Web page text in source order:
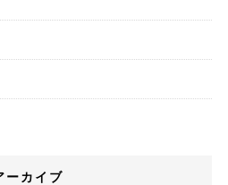
ーカイブ